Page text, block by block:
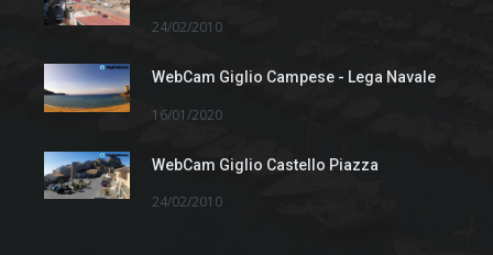
24/02/2010
WebCam Giglio Campese - Lega Navale
16/01/2020
WebCam Giglio Castello Piazza
24/02/2010